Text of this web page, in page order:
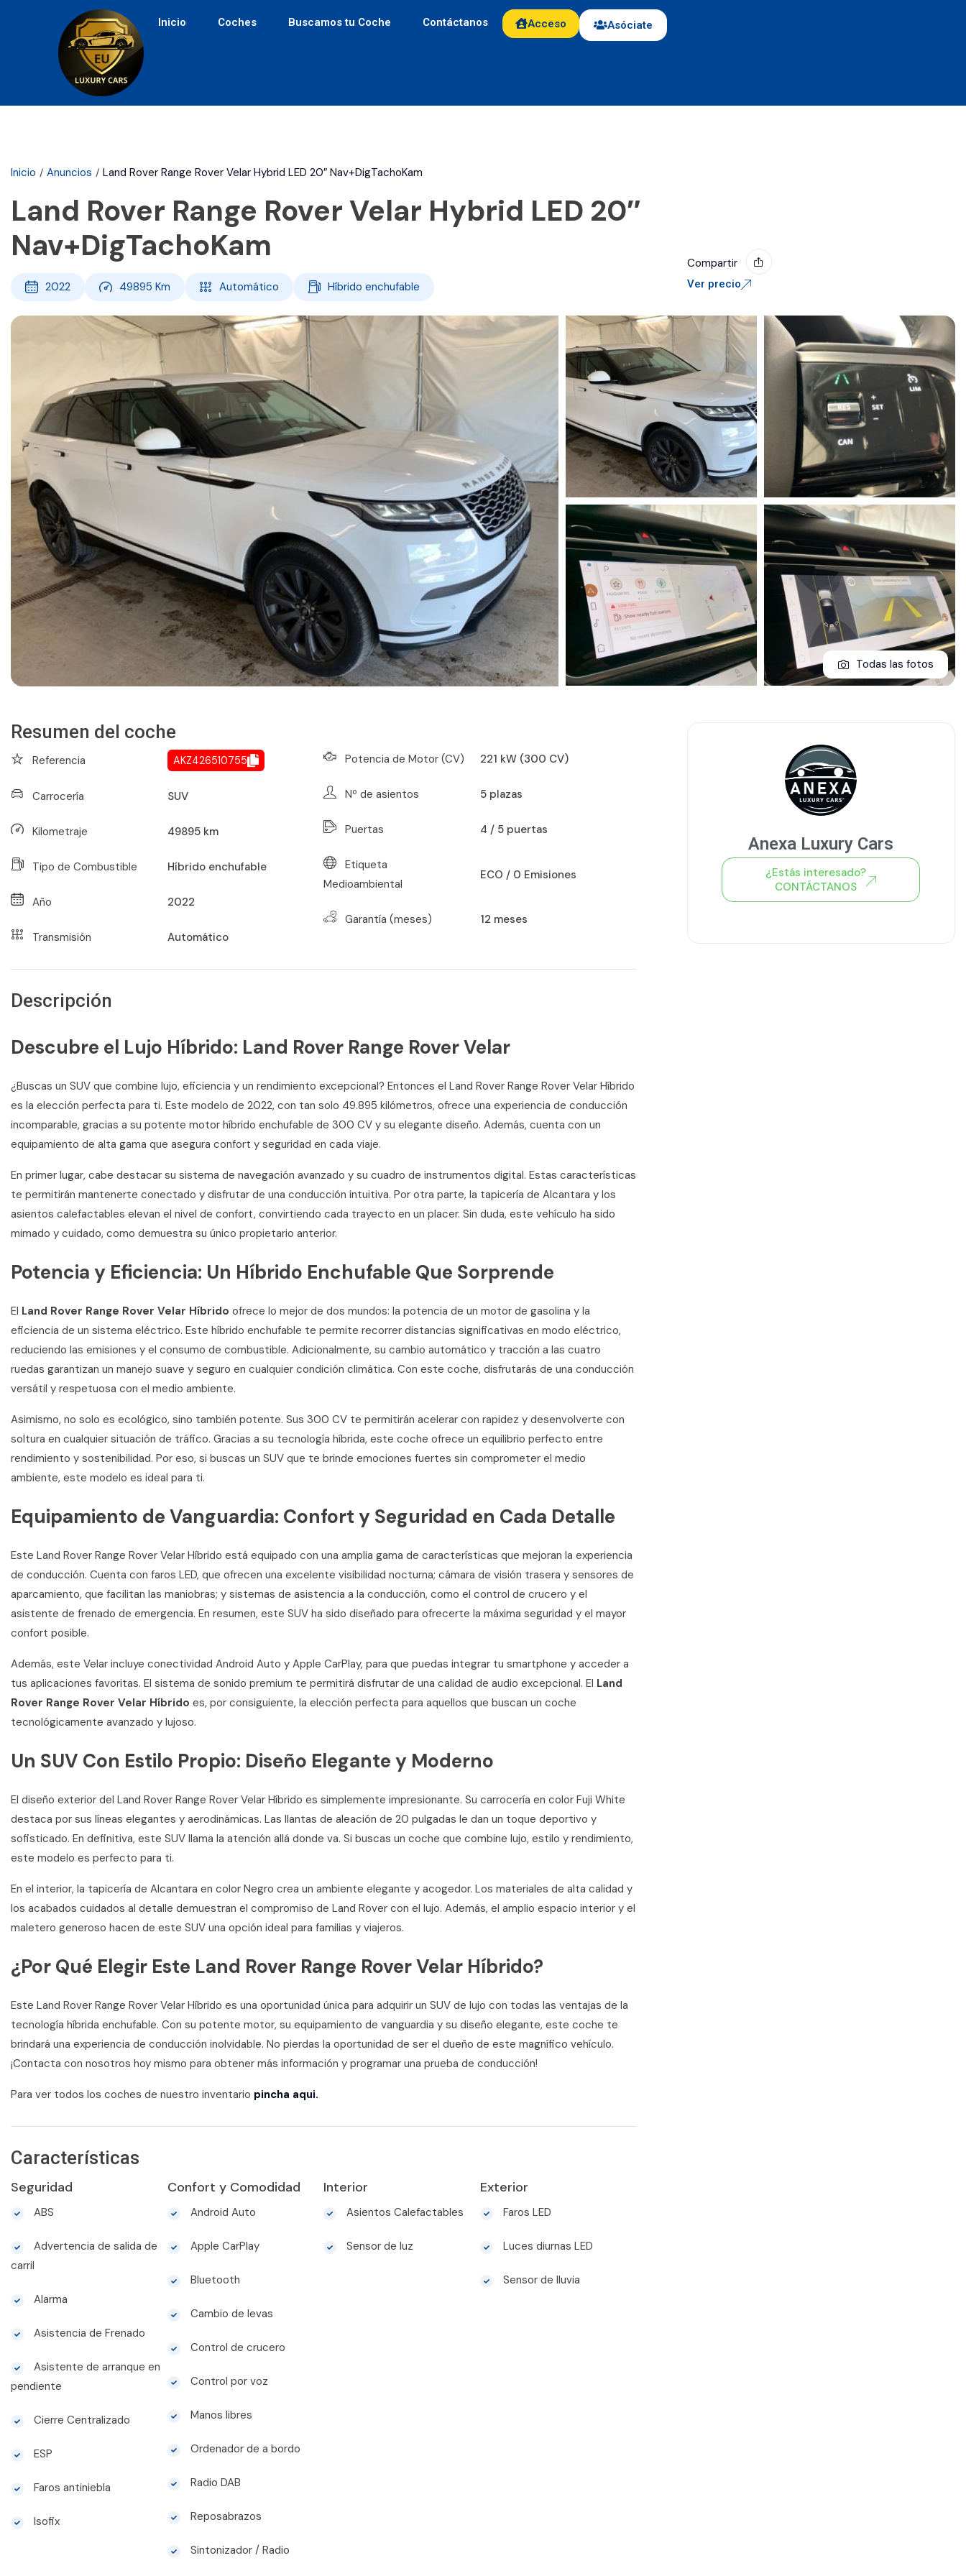
Inicio Coches Buscamos tu Coche Contáctanos Acceso Asóciate
Inicio Anuncios Land Rover Range Rover Velar Hybrid LED 20″ Nav+DigTachoKam
Land Rover Range Rover Velar Hybrid LED 20″
Nav+DigTachoKam
2022 49895 Km Automático Híbrido enchufable
Compartir
Ver precio
Todas las fotos
Resumen del coche
Referencia AKZ426510755
Carrocería SUV
Kilometraje 49895 km
Tipo de Combustible Híbrido enchufable
Año 2022
Transmisión Automático
Potencia de Motor (CV) 221 kW (300 CV)
Nº de asientos 5 plazas
Puertas 4 / 5 puertas
Etiqueta
Medioambiental
ECO / 0 Emisiones
Garantía (meses) 12 meses
Descripción
Descubre el Lujo Híbrido: Land Rover Range Rover Velar
¿Buscas un SUV que combine lujo, eficiencia y un rendimiento excepcional? Entonces el Land Rover Range Rover Velar Híbrido
es la elección perfecta para ti. Este modelo de 2022, con tan solo 49.895 kilómetros, ofrece una experiencia de conducción
incomparable, gracias a su potente motor híbrido enchufable de 300 CV y su elegante diseño. Además, cuenta con un
equipamiento de alta gama que asegura confort y seguridad en cada viaje.
En primer lugar, cabe destacar su sistema de navegación avanzado y su cuadro de instrumentos digital. Estas características
te permitirán mantenerte conectado y disfrutar de una conducción intuitiva. Por otra parte, la tapicería de Alcantara y los
asientos calefactables elevan el nivel de confort, convirtiendo cada trayecto en un placer. Sin duda, este vehículo ha sido
mimado y cuidado, como demuestra su único propietario anterior.
Potencia y Eficiencia: Un Híbrido Enchufable Que Sorprende
El Land Rover Range Rover Velar Híbrido ofrece lo mejor de dos mundos: la potencia de un motor de gasolina y la
eficiencia de un sistema eléctrico. Este híbrido enchufable te permite recorrer distancias significativas en modo eléctrico,
reduciendo las emisiones y el consumo de combustible. Adicionalmente, su cambio automático y tracción a las cuatro
ruedas garantizan un manejo suave y seguro en cualquier condición climática. Con este coche, disfrutarás de una conducción
versátil y respetuosa con el medio ambiente.
Asimismo, no solo es ecológico, sino también potente. Sus 300 CV te permitirán acelerar con rapidez y desenvolverte con
soltura en cualquier situación de tráfico. Gracias a su tecnología híbrida, este coche ofrece un equilibrio perfecto entre
rendimiento y sostenibilidad. Por eso, si buscas un SUV que te brinde emociones fuertes sin comprometer el medio
ambiente, este modelo es ideal para ti.
Equipamiento de Vanguardia: Confort y Seguridad en Cada Detalle
Este Land Rover Range Rover Velar Híbrido está equipado con una amplia gama de características que mejoran la experiencia
de conducción. Cuenta con faros LED, que ofrecen una excelente visibilidad nocturna; cámara de visión trasera y sensores de
aparcamiento, que facilitan las maniobras; y sistemas de asistencia a la conducción, como el control de crucero y el
asistente de frenado de emergencia. En resumen, este SUV ha sido diseñado para ofrecerte la máxima seguridad y el mayor
confort posible.
Además, este Velar incluye conectividad Android Auto y Apple CarPlay, para que puedas integrar tu smartphone y acceder a
tus aplicaciones favoritas. El sistema de sonido premium te permitirá disfrutar de una calidad de audio excepcional. El Land
Rover Range Rover Velar Híbrido es, por consiguiente, la elección perfecta para aquellos que buscan un coche
tecnológicamente avanzado y lujoso.
Un SUV Con Estilo Propio: Diseño Elegante y Moderno
El diseño exterior del Land Rover Range Rover Velar Híbrido es simplemente impresionante. Su carrocería en color Fuji White
destaca por sus líneas elegantes y aerodinámicas. Las llantas de aleación de 20 pulgadas le dan un toque deportivo y
sofisticado. En definitiva, este SUV llama la atención allá donde va. Si buscas un coche que combine lujo, estilo y rendimiento,
este modelo es perfecto para ti.
En el interior, la tapicería de Alcantara en color Negro crea un ambiente elegante y acogedor. Los materiales de alta calidad y
los acabados cuidados al detalle demuestran el compromiso de Land Rover con el lujo. Además, el amplio espacio interior y el
maletero generoso hacen de este SUV una opción ideal para familias y viajeros.
¿Por Qué Elegir Este Land Rover Range Rover Velar Híbrido?
Este Land Rover Range Rover Velar Híbrido es una oportunidad única para adquirir un SUV de lujo con todas las ventajas de la
tecnología híbrida enchufable. Con su potente motor, su equipamiento de vanguardia y su diseño elegante, este coche te
brindará una experiencia de conducción inolvidable. No pierdas la oportunidad de ser el dueño de este magnífico vehículo.
¡Contacta con nosotros hoy mismo para obtener más información y programar una prueba de conducción!
Para ver todos los coches de nuestro inventario pincha aqui.
Características
Seguridad
ABS
Advertencia de salida de
carril
Alarma
Asistencia de Frenado
Asistente de arranque en
pendiente
Cierre Centralizado
ESP
Faros antiniebla
Isofix
Confort y Comodidad
Android Auto
Apple CarPlay
Bluetooth
Cambio de levas
Control de crucero
Control por voz
Manos libres
Ordenador de a bordo
Radio DAB
Reposabrazos
Sintonizador / Radio
Interior
Asientos Calefactables
Sensor de luz
Exterior
Faros LED
Luces diurnas LED
Sensor de lluvia
Anexa Luxury Cars
¿Estás interesado?
CONTÁCTANOS